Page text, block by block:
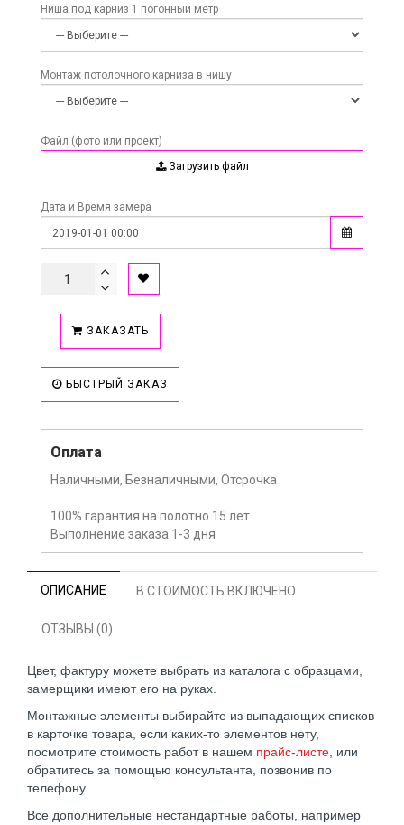
Ниша под карниз 1 погонный метр
Монтаж потолочного карниза в нишу
Файл (фото или проект)
Загрузить файл
Дата и Время замера
ЗАКАЗАТЬ
БЫСТРЫЙ ЗАКАЗ
Оплата
Наличными, Безналичными, Отсрочка
100% гарантия на полотно 15 лет
Выполнение заказа 1-3 дня
ОПИСАНИЕ В СТОИМОСТЬ ВКЛЮЧЕНО
ОТЗЫВЫ (0)
Цвет, фактуру можете выбрать из каталога с образцами,
замерщики имеют его на руках.
Монтажные элементы выбирайте из выпадающих списков
в карточке товара, если каких-то элементов нету,
посмотрите стоимость работ в нашем прайс-листе, или
обратитесь за помощью консультанта, позвонив по
телефону.
Все дополнительные нестандартные работы, например